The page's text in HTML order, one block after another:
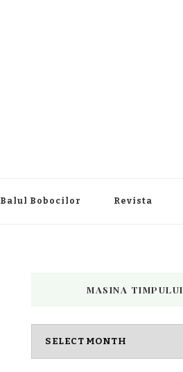
Balul Bobocilor Revista
MASINA TIMPULUI